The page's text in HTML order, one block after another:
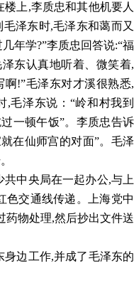
上,李质忠和其他机要人
泽东时,毛泽东和蔼而又
年学?”李质忠回答说:“福
东认真地听着、微笑着,
啊!”毛泽东对才溪很熟悉,
,毛泽东说：“岭和村我到
一顿午饭”。李质忠告诉
在仙师宫的对面”。毛泽
中央局在一起办公,与上
色交通线传递。上海党中
药物处理,然后抄出文件送
身边工作,并成了毛泽东的